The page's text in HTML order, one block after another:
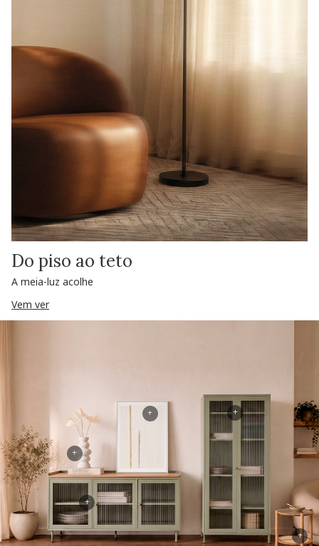
Do piso ao teto
A meia-luz acolhe
Vem ver
+
+
+
+
+